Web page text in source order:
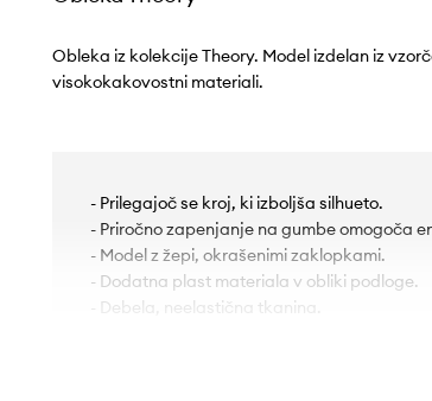
Obleka iz kolekcije Theory. Model izdelan iz
visokokakovostni materiali.
- Prilegajoč se kroj, ki izboljša silhueto.
- Priročno zapenjanje na gumbe omogoča
- Model z žepi, okrašenimi zaklopkami.
- Dodatna plast materiala v obliki podloge.
- Debela, neelastična tkanina.